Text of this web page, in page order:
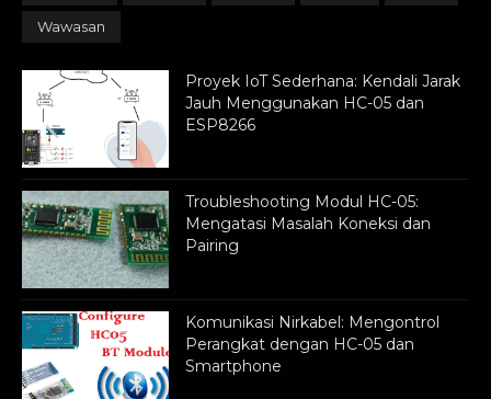
Wawasan
Proyek IoT Sederhana: Kendali Jarak
Jauh Menggunakan HC-05 dan
ESP8266
Troubleshooting Modul HC-05:
Mengatasi Masalah Koneksi dan
Pairing
Komunikasi Nirkabel: Mengontrol
Perangkat dengan HC-05 dan
Smartphone